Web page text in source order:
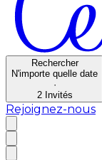
Rechercher
N'importe quelle date
·
2 Invités
Rejoignez-nous